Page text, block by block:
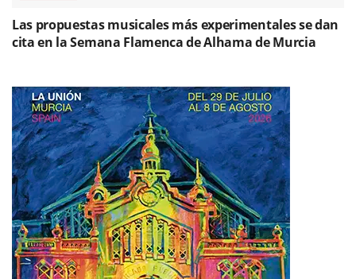
Las propuestas musicales más experimentales se dan
cita en la Semana Flamenca de Alhama de Murcia